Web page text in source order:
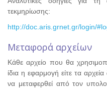
τεκμηρίωσης:
http://doc.aris.grnet.gr/login/
Μεταφορά αρχείων
Κάθε αρχείο που θα
ίδια η εφαρμογή είτε τα
να μεταφερθεί από τον